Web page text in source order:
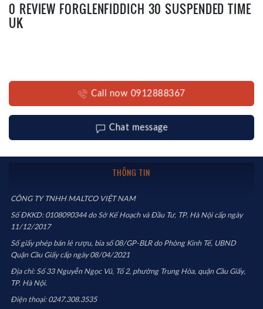
0 REVIEW FORGLENFIDDICH 30 SUSPENDED TIME
UK
Call now 0912888367
Chat message
THÔNG TIN
CÔNG TY TNHH MALTCO VIỆT NAM
Số ĐKKD: 0108090344 do Sở Kế Hoạch và Đầu Tư, TP. Hà Nội cấp ngày
11/12/2017
Số giấy phép bán lẻ rượu, bia số 08/GP-BLR do Phòng Kinh Tế, UBND
Quận Cầu Giấy cấp ngày 08/04/2021
Địa chỉ: Số 33 Nguyễn Ngọc Vũ, Tổ 2, phường Trung Hòa, quận Cầu Giấy,
TP. Hà Nội.
Điện thoại: 0247.308.3535